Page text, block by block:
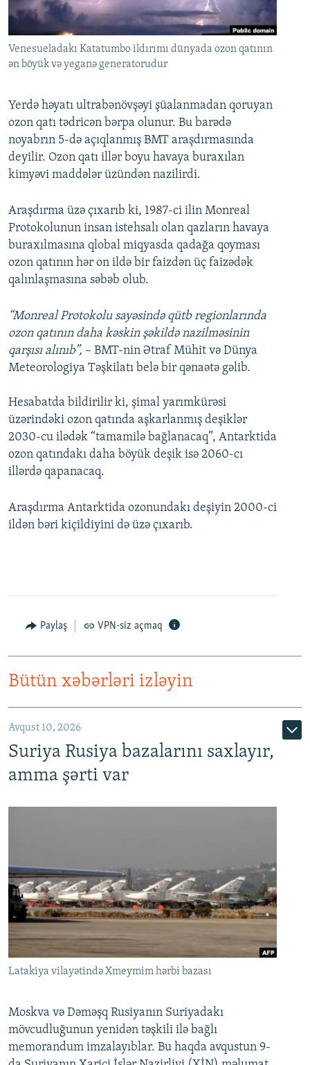
İNFOQRAFIKA
KARIKATURA
AZƏRBAYCAN ƏDƏBIYYATI KITABXANASI
İSLAM VƏ DEMOKRATIYA
İZ - MƏDƏNIYYƏT PROQRAMI
MISSIYAMIZ
PEŞƏ ETIKASI VƏ JURNALISTIKA STANDARTLARIMIZ
MATERIALLARIMIZDAN ISTIFADƏ
BIZIMLƏ ƏLAQƏ
XƏBƏR BÜLLETENLƏRIMIZ
BIZI IZLƏ
Venesueladakı Katatumbo ildırımı dünyada ozon qatının
ən böyük və yeganə generatorudur
Yerdə həyatı ultrabənövşəyi şüalanmadan qoruyan
ozon qatı tədricən bərpa olunur. Bu barədə
noyabrın 5-də açıqlanmış BMT araşdırmasında
deyilir. Ozon qatı illər boyu havaya buraxılan
kimyəvi maddələr üzündən nazilirdi.
Araşdırma üzə çıxarıb ki, 1987-ci ilin Monreal
Protokolunun insan istehsalı olan qazların havaya
buraxılmasına qlobal miqyasda qadağa qoyması
ozon qatının hər on ildə bir faizdən üç faizədək
qalınlaşmasına səbəb olub.
“Monreal Protokolu sayəsində qütb regionlarında
ozon qatının daha kəskin şəkildə nazilməsinin
qarşısı alınıb”, – BMT-nin Ətraf Mühit və Dünya
Meteorologiya Təşkilatı belə bir qənaətə gəlib.
Hesabatda bildirilir ki, şimal yarımkürəsi
üzərindəki ozon qatında aşkarlanmış deşiklər
2030-cu ilədək “tamamilə bağlanacaq”, Antarktida
ozon qatındakı daha böyük deşik isə 2060-cı
illərdə qapanacaq.
Araşdırma Antarktida ozonundakı deşiyin 2000-ci
ildən bəri kiçildiyini də üzə çıxarıb.
Paylaş VPN-siz açmaq
Bütün xəbərləri izləyin
Avqust 10, 2026
Suriya Rusiya bazalarını saxlayır,
amma şərti var
Latakiya vilayətində Xmeymim hərbi bazası
Moskva və Dəməşq Rusiyanın Suriyadakı
mövcudluğunun yenidən təşkili ilə bağlı
memorandum imzalayıblar. Bu haqda avqustun 9-